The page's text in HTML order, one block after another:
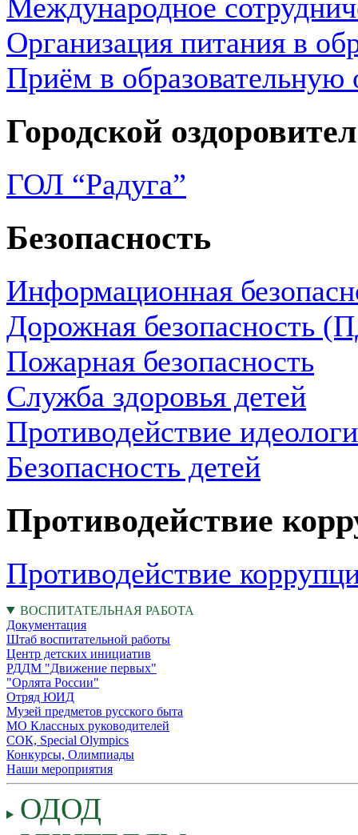
Международное
Организация питания в
Приём в образовательную
Городской
ГОЛ “Радуга”
Безопасность
Информационная
Дорожная безопасность
Пожарная безопасность
Служба здоровья детей
Противодействие
Безопасность детей
Противодействие
Противодействие
ВОСПИТАТЕЛЬНАЯ РАБОТА
Документация
Штаб воспитательной работы
Центр детских инициатив
РДДМ "Движение первых"
"Орлята России"
Отряд ЮИД
Музей предметов русского быта
МО Классных руководителей
СОК, Speсial Olympics
Конкурсы, Олимпиады
Наши мероприятия
ОДОД